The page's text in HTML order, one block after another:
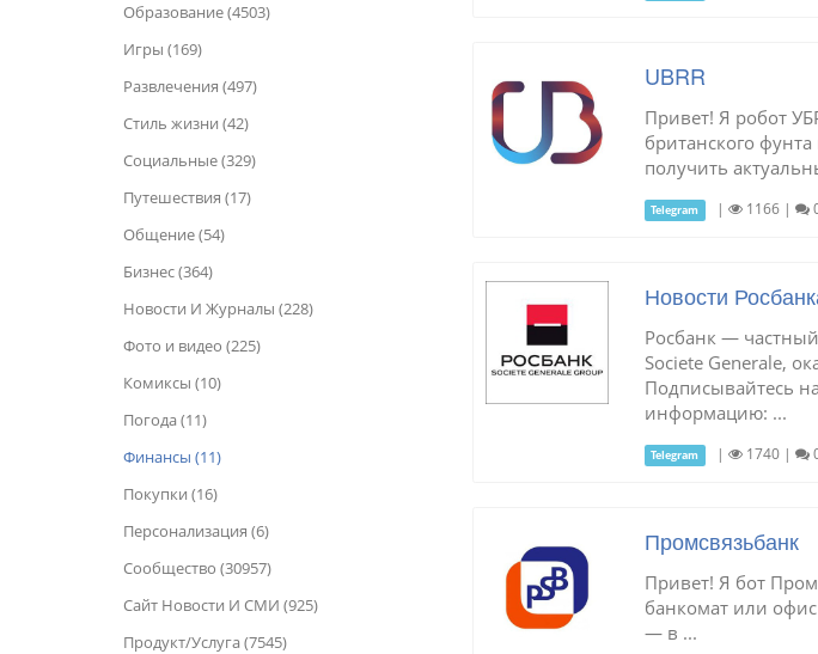
Образование (4503)
Игры (169)
Развлечения (497)
Стиль жизни (42)
Социальные (329)
Путешествия (17)
Общение (54)
Бизнес (364)
Новости И Журналы (228)
Фото и видео (225)
Комиксы (10)
Погода (11)
Финансы (11)
Покупки (16)
Персонализация (6)
Сообщество (30957)
Сайт Новости И СМИ (925)
Продукт/Услуга (7545)
UBRR
Привет! Я робот
британского
получить
Telegram | 1166|
Новости
Росбанк —
Societe Generale,
Подписывайтесь
информацию: ...
Telegram | 1740|
Промсвязьбанк
Привет! Я бот
банкомат или
— в ...